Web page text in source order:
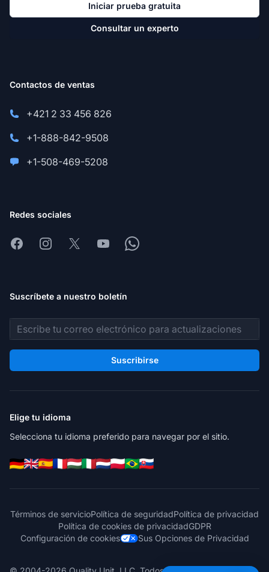
Iniciar prueba gratuita
Consultar un experto
Contactos de ventas
+421 2 33 456 826
+1-888-842-9508
+1-508-469-5208
Redes sociales
FacebookInstagram
X YoutubeWhatsapp
Suscríbete a nuestro boletín
Dirección de correo electrónico
Suscribirse
Elige tu idioma
Selecciona tu idioma preferido para navegar por el sitio.
Términos de servicioPolítica de seguridadPolítica de privacidad
Política de cookies de privacidadGDPR
Configuración de cookies
Sus Opciones de Privacidad